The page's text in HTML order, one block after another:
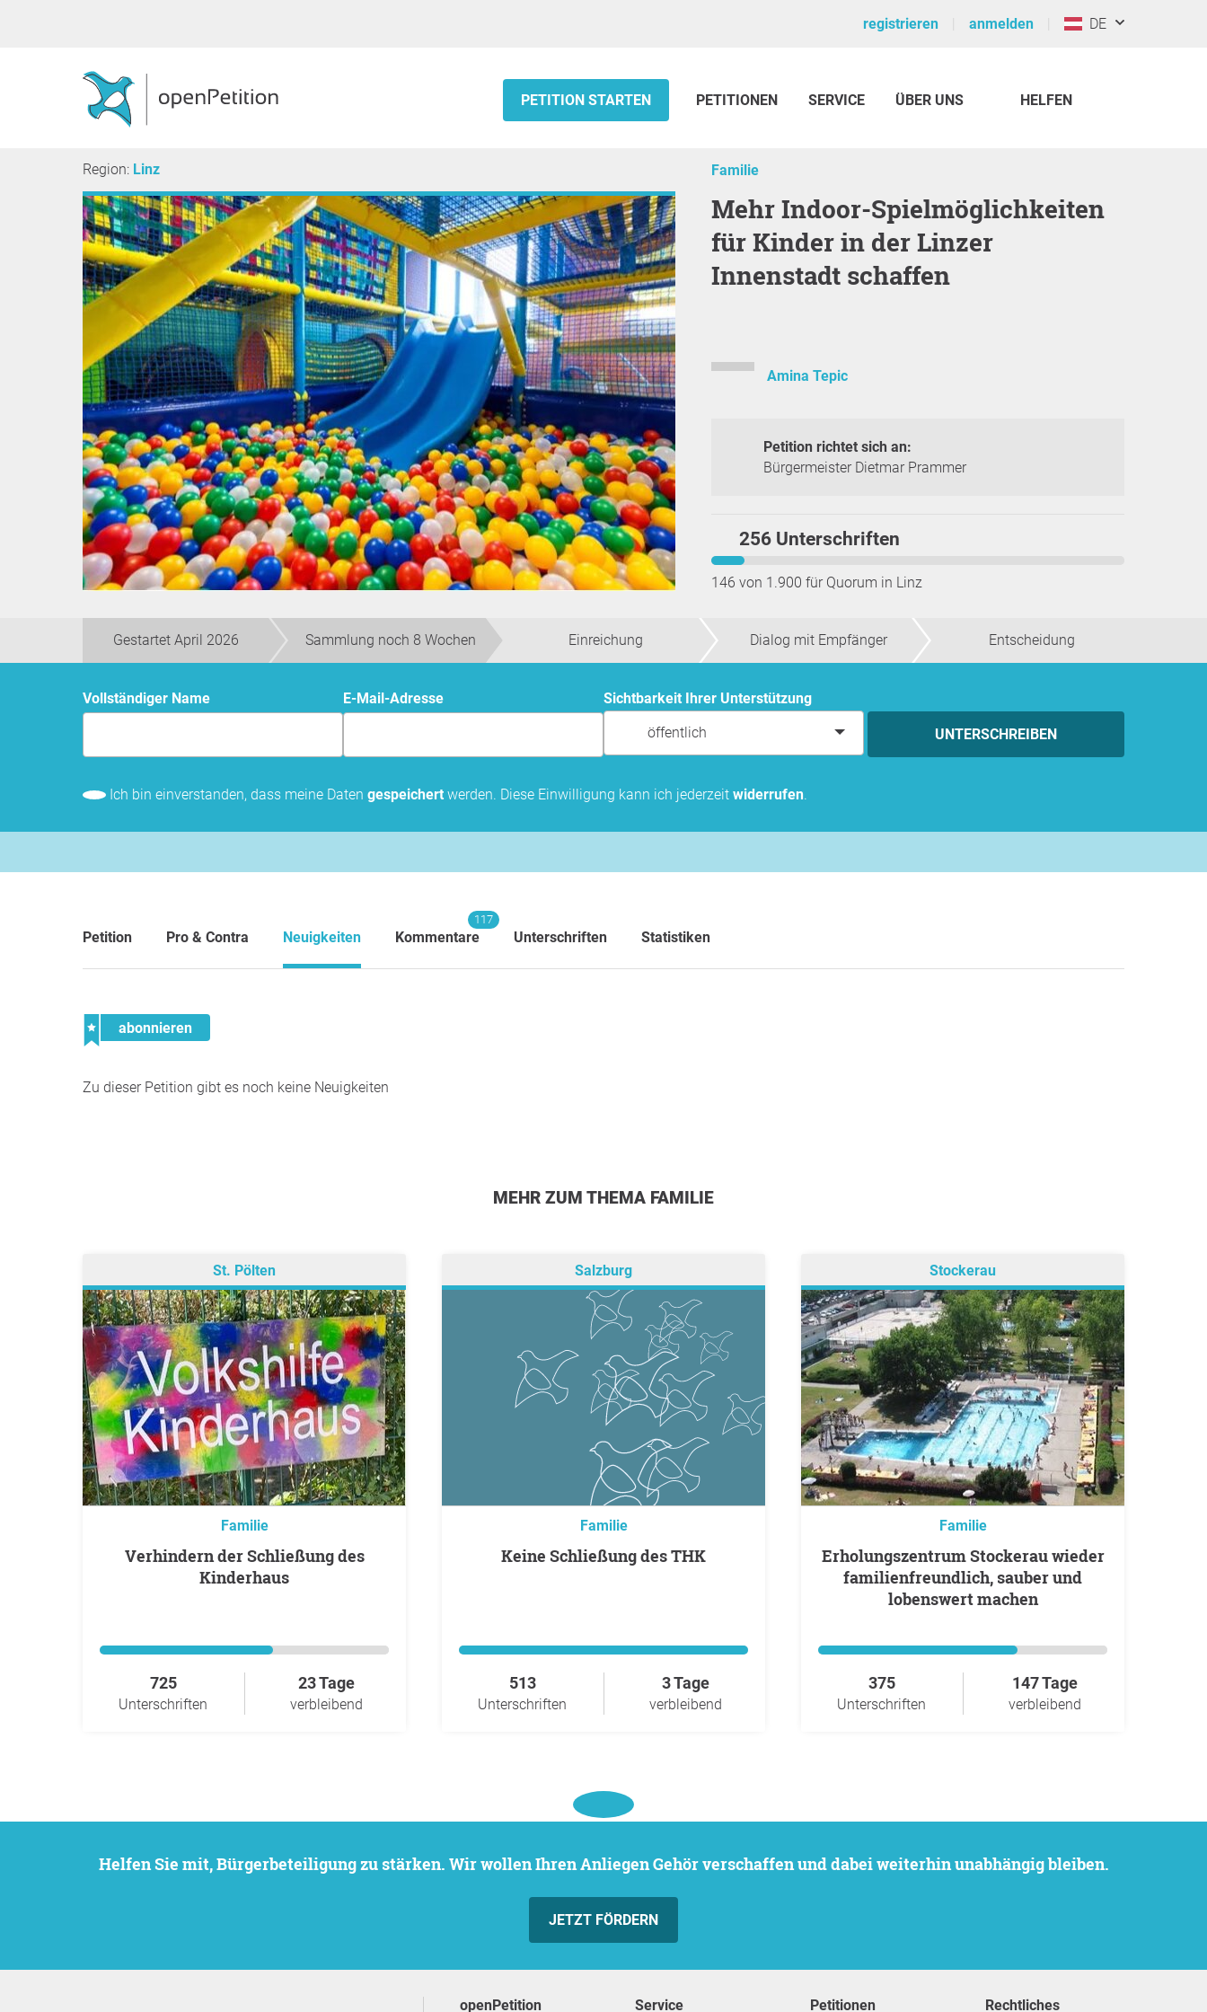
registrieren anmelden DE
PETITION STARTEN PETITIONEN SERVICE ÜBER UNS HELFEN
Region: Linz Familie
Mehr Indoor-Spielmöglichkeiten
für Kinder in der Linzer
Innenstadt schaffen
Amina Tepic
Petition richtet sich an:
Bürgermeister Dietmar Prammer
256 Unterschriften
146 von 1.900 für Quorum in Linz
Gestartet April 2026 Sammlung noch 8 Wochen Einreichung Dialog mit Empfänger Entscheidung
Vollständiger Name E-Mail-Adresse
Sichtbarkeit Ihrer Unterstützung
öffentlich
UNTERSCHREIBEN
Ich bin einverstanden, dass meine Daten gespeichert werden. Diese Einwilligung kann ich jederzeit widerrufen.
Petition Pro & Contra Neuigkeiten Kommentare
117
Unterschriften Statistiken
abonnieren
Zu dieser Petition gibt es noch keine Neuigkeiten
MEHR ZUM THEMA FAMILIE
St. Pölten
Familie
Verhindern der Schließung des
Kinderhaus
725
Unterschriften
23 Tage
verbleibend
Salzburg
Familie
keine Schließung des THK
513
Unterschriften
3 Tage
verbleibend
Stockerau
Familie
Erholungszentrum Stockerau wieder
familienfreundlich, sauber und
lobenswert machen
375
Unterschriften
147 Tage
verbleibend
Helfen Sie mit, Bürgerbeteiligung zu stärken. Wir wollen Ihren Anliegen Gehör verschaffen und dabei weiterhin unabhängig bleiben.
JETZT FÖRDERN
openPetition Service Petitionen Rechtliches